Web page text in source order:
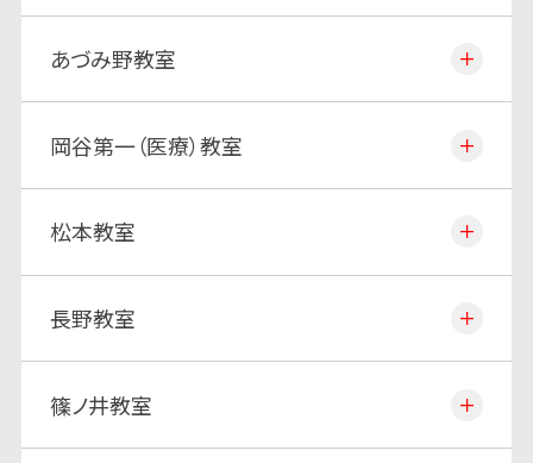
あづみ野教室
岡谷第一（医療）教室
松本教室
長野教室
篠ノ井教室